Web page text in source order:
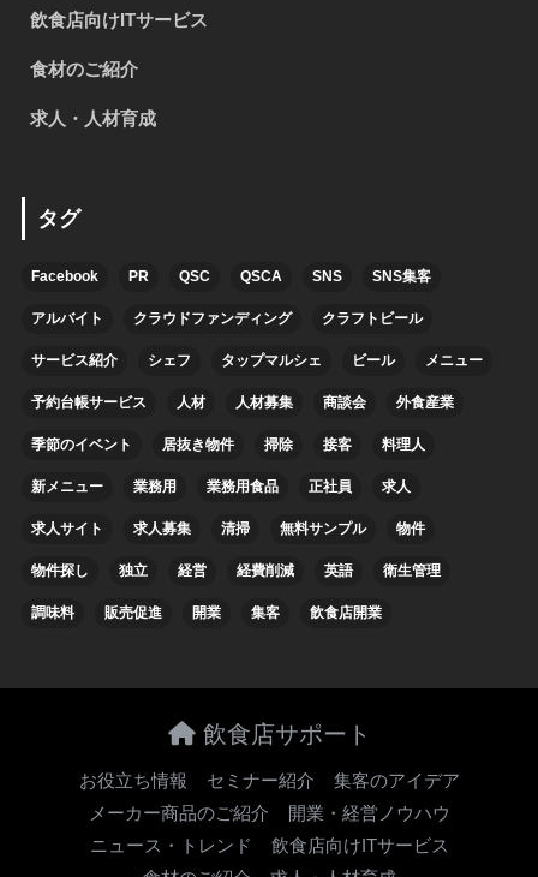
飲食店向けITサービス
食材のご紹介
求人・人材育成
タグ
Facebook PR QSC QSCA SNS SNS集客
アルバイト クラウドファンディング クラフトビール
サービス紹介 シェフ タップマルシェ ビール メニュー
予約台帳サービス 人材 人材募集 商談会 外食産業
季節のイベント 居抜き物件 掃除 接客 料理人
新メニュー 業務用 業務用食品 正社員 求人
求人サイト 求人募集 清掃 無料サンプル 物件
物件探し 独立 経営 経費削減 英語 衛生管理
調味料 販売促進 開業 集客 飲食店開業
飲食店サポート
お役立ち情報 セミナー紹介
集客のアイデア
メーカー商品のご紹介
開業・経営ノウハウ
ニュース・トレンド
飲食店向けITサービス